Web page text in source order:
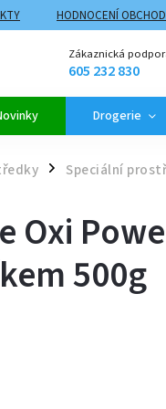
HODNOCENÍ
Zákaznická
605 232 830
Drogerie
/ Speciální
Oxi
500g